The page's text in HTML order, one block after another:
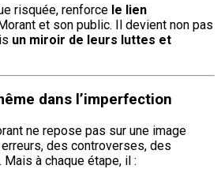
risquée, renforce le lien
et son public. Il devient non pas
un miroir de leurs luttes et
dans l’imperfection
ne repose pas sur une image
des controverses, des
à chaque étape, il :